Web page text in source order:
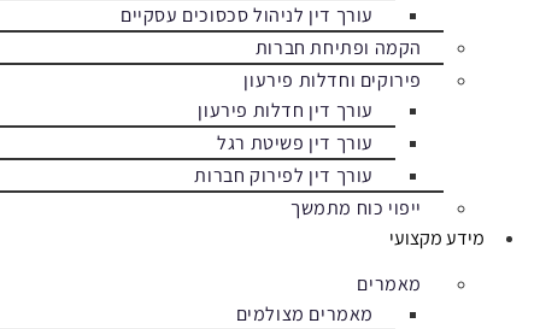
עורך דין לניהול סכסוכים עסקיים
הקמה ופתיחת חברות
פירוקים וחדלות פירעון
עורך דין חדלות פירעון
עורך דין פשיטת רגל
עורך דין לפירוק חברות
ייפוי כוח מתמשך
מידע מקצועי
מאמרים
מאמרים מצולמים